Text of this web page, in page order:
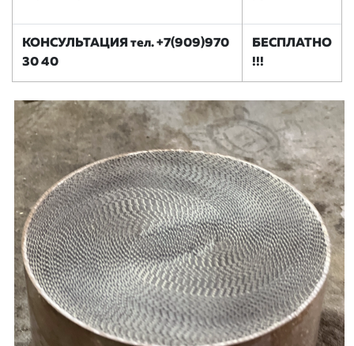
КОНСУЛЬТАЦИЯ тел. +7(909)970
30 40
БЕСПЛАТНО
!!!